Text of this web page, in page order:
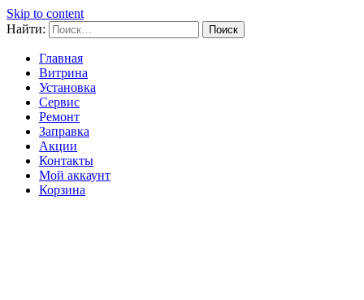
Skip to content
Найти:
Главная
Витрина
Установка
Сервис
Ремонт
Заправка
Акции
Контакты
Мой аккаунт
Корзина